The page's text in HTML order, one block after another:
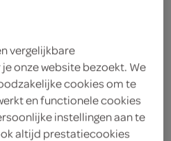
by Four draadjesvlees
vergelijkbare
onze website bezoekt. We
cookies om te
en functionele cookies
instellingen aan te
altijd prestatiecookies